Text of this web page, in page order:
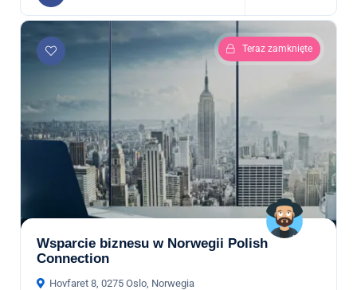
Teraz zamknięte
Wsparcie biznesu w Norwegii Polish
Connection
Hovfaret 8, 0275 Oslo, Norwegia